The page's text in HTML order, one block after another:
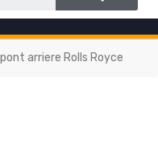
arriere Rolls Royce